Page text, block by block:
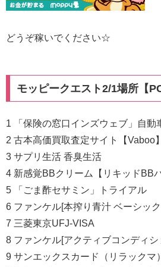
どうぞ稼いでください☆
モッピークエスト2/1場所【
1 「保険の窓口インズウェブ」自動
2 古本高価買取査定サイト【Vaboo
3 サプリ生活 香臭生活
4 新感覚BBクリーム【リキッドBBバ
5 「ごま酢セサミン」トライアル
6 ファンケル[本搾り青汁 ベーシッ
7 三菱東京UFJ-VISA
8 ファンケル[アクティブコンディ
9 サンエックスカード（リラックマ）